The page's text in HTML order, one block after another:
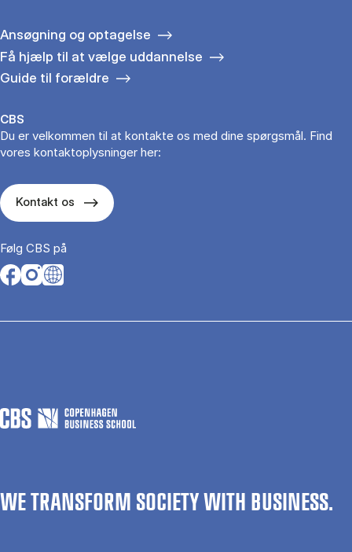
Ansøgning og optagelse
Få hjælp til at vælge uddannelse
Guide til forældre
CBS
Du er velkommen til at kontakte os med dine spørgsmål. Find
vores kontaktoplysninger her:
Kontakt os
Følg CBS på
Opens in a new tab
Opens in a new tab
Opens in a new tab
WE TRANSFORM SOCIETY WITH BUSINESS.